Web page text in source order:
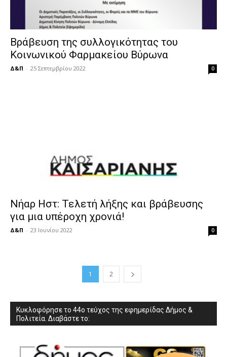
Βράβευση της συλλογικότητας του
Κοινωνικού Φαρμακείου Βύρωνα
Δ&Π - 25 Σεπτεμβρίου 2022 0
Νήαρ Ηστ: Τελετή λήξης και βράβευσης
για μια υπέροχη χρονιά!
Δ&Π - 23 Ιουνίου 2022 0
1 2
Κυκλοφόρησε το 44ο τεύχος της εφημερίδας Δήμος &
Πολιτεία. Διαβάστε το: